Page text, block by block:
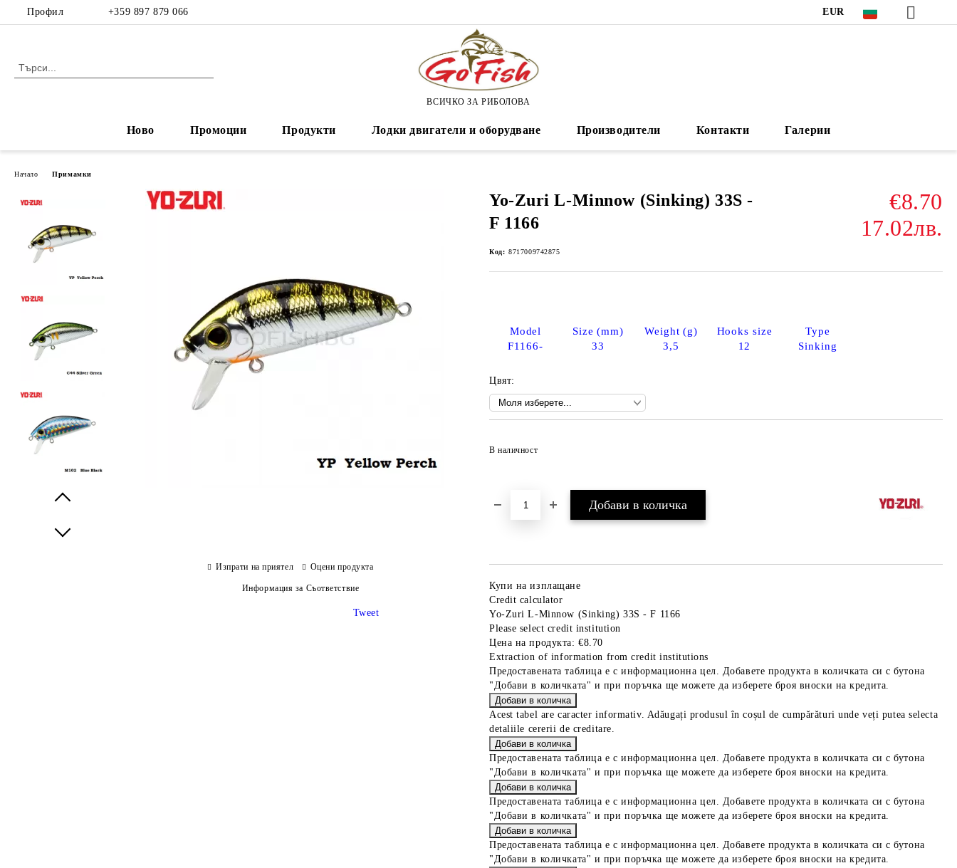
Профил +359 897 879 066 EUR
ВСИЧКО ЗА РИБОЛОВА
Ново Промоции Продукти Лодки двигатели и оборудване Производители Контакти Галерии
Начало Примамки
Yo-Zuri L-Minnow (Sinking) 33S -
F 1166
€8.70
17.02лв.
Код: 8717009742875
Model Size (mm) Weight (g) Hooks size
Type
F1166-
33 3,5 12 Sinking
Цвят:
В наличност
Купи на изплащане
Credit calculator
Yo-Zuri L-Minnow (Sinking) 33S - F 1166
Please select credit institution
Цена на продукта: €8.70
Extraction of information from credit institutions
Предоставената таблица е с информационна цел. Добавете продукта в количката си с бутона
"Добави в количката" и при поръчка ще можете да изберете броя вноски на кредита.
Acest tabel are caracter informativ. Adăugați produsul în coșul de cumpărături unde veți putea selecta
detaliile cererii de creditare.
Предоставената таблица е с информационна цел. Добавете продукта в количката си с бутона
"Добави в количката" и при поръчка ще можете да изберете броя вноски на кредита.
Предоставената таблица е с информационна цел. Добавете продукта в количката си с бутона
"Добави в количката" и при поръчка ще можете да изберете броя вноски на кредита.
Предоставената таблица е с информационна цел. Добавете продукта в количката си с бутона
"Добави в количката" и при поръчка ще можете да изберете броя вноски на кредита.
Изпрати на приятел Оцени продукта
Информация за Съответствие
Tweet